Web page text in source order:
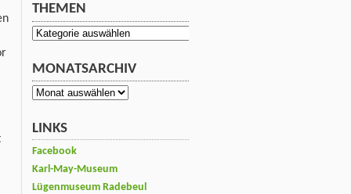
THEMEN
Themen
MONATSARCHIV
Monatsarchiv
LINKS
Facebook
Karl-May-Museum
Lügenmuseum Radebeul